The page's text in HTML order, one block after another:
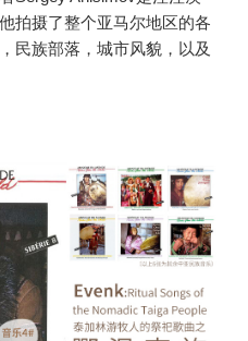
拍摄了整个亚马尔地区的各
民族部落，城市风貌，以及